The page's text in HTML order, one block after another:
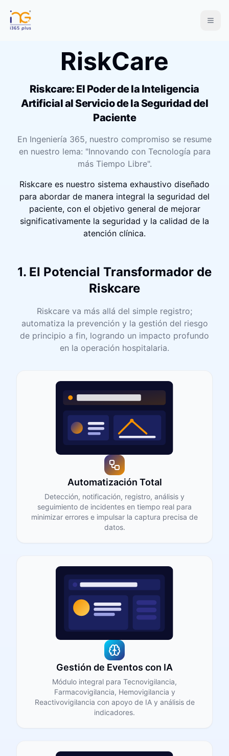
Abrir
RiskCare
Riskcare: El Poder de la Inteligencia
Artificial al Servicio de la Seguridad del
Paciente
En Ingeniería 365, nuestro compromiso se resume
en nuestro lema: "Innovando con Tecnología para
más Tiempo Libre".
Riskcare es nuestro sistema exhaustivo diseñado
para abordar de manera integral la seguridad del
paciente, con el objetivo general de mejorar
significativamente la seguridad y la calidad de la
atención clínica.
1. El Potencial Transformador de
Riskcare
Riskcare va más allá del simple registro;
automatiza la prevención y la gestión del riesgo
de principio a fin, logrando un impacto profundo
en la operación hospitalaria.
Automatización Total
Detección, notificación, registro, análisis y
seguimiento de incidentes en tiempo real para
minimizar errores e impulsar la captura precisa de
datos.
Gestión de Eventos con IA
Módulo integral para Tecnovigilancia,
Farmacovigilancia, Hemovigilancia y
Reactivovigilancia con apoyo de IA y análisis de
indicadores.